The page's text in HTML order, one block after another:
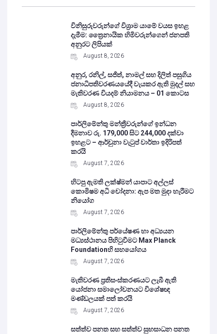
විනිසුරුවරුන්ගේ විශ්‍රාම යාමේ වයස ඉහළ
දැමීම: ත්‍රෛනායික හිමිවරුන්ගෙන් ජනපති
අනුරට ලිපියක්
August 8, 2026
අනුර, රනිල්, සජිත්, නාමල් සහ දිලිත් පසුගිය
ජනාධිපතිවරණයයේදී වැයකර ඇති මුදල් සහ
මැතිවරණ වියදම් නියාමනය – 01 කොටස
August 8, 2026
පාර්ලිමේන්තු මන්ත්‍රීවරුන්ගේ ඉන්ධන
දීමනාව රු. 179,000 සිට 244,000 දක්වා
ඉහළට – ආර්චුනා වැටුප් වාර්තා ඉදිරිපත්
කරයි
August 7, 2026
හිටපු ඇමති ලක්ෂ්මන් යාපාට අල්ලස්
කොමිෂම අධි චෝදනා: ඇප මත මුදා හැරීමට
නියෝග
August 7, 2026
පාර්ලිමේන්තු පර්යේෂණ හා අධ්‍යයන
මධ්‍යස්ථානය පිහිටුවීමට Max Planck
Foundationහි සහයෝගය
August 7, 2026
මැතිවරණ ප්‍රතිසංස්කරණයට ලැබී ඇති
යෝජනා සමාලෝචනයට විශේෂඥ
මණ්ඩලයක් පත් කරයි
August 7, 2026
සත්ත්ව පනත සහ සත්ත්ව සුභසාධන පනත